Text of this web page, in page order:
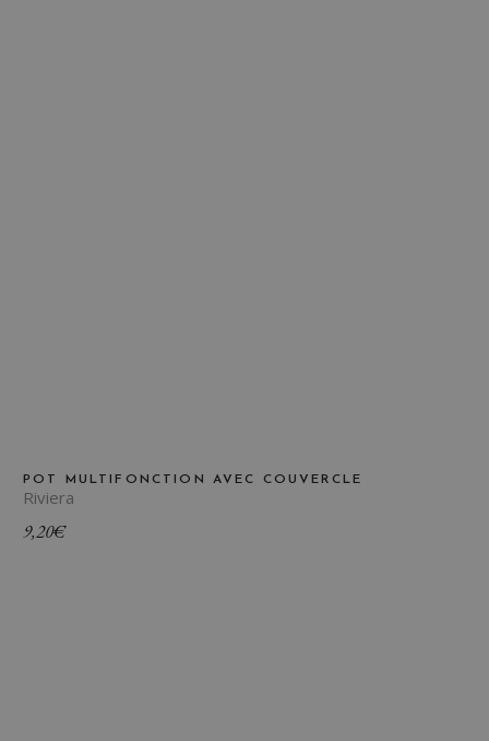
POT MULTIFONCTION AVEC COUVERCLE
Riviera
9,20€